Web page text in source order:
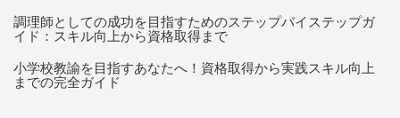
調理師としての成功を目指すためのステップバイステップガ
イド：スキル向上から資格取得まで
小学校教諭を目指すあなたへ！資格取得から実践スキル向上
までの完全ガイド